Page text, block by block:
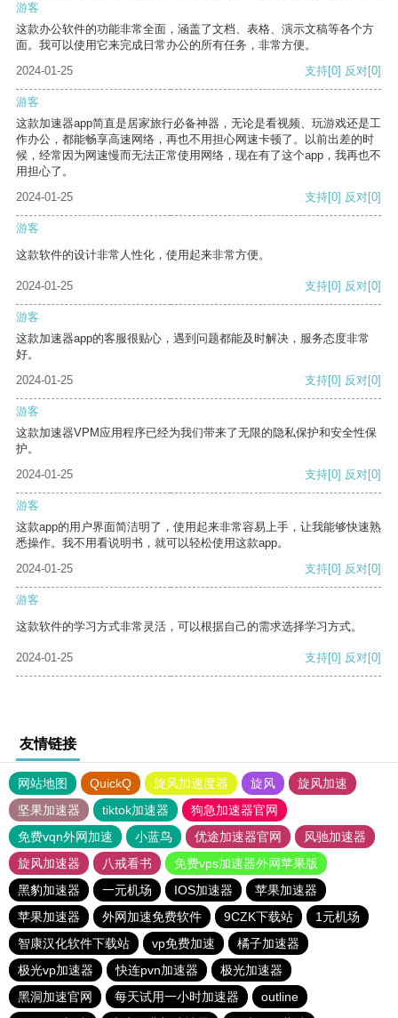
游客
这款办公软件的功能非常全面，涵盖了文档、表格、演示文稿等各个方
面。我可以使用它来完成日常办公的所有任务，非常方便。
2024-01-25
支持[0] 反对[0]
游客
这款加速器app简直是居家旅行必备神器，无论是看视频、玩游戏还是工
作办公，都能畅享高速网络，再也不用担心网速卡顿了。以前出差的时
候，经常因为网速慢而无法正常使用网络，现在有了这个app，我再也不
用担心了。
2024-01-25
支持[0] 反对[0]
游客
这款软件的设计非常人性化，使用起来非常方便。
2024-01-25 支持[0] 反对[0]
游客
这款加速器app的客服很贴心，遇到问题都能及时解决，服务态度非常
好。
2024-01-25
支持[0] 反对[0]
游客
这款加速器VPM应用程序已经为我们带来了无限的隐私保护和安全性保
护。
2024-01-25
支持[0] 反对[0]
游客
这款app的用户界面简洁明了，使用起来非常容易上手，让我能够快速熟
悉操作。我不用看说明书，就可以轻松使用这款app。
2024-01-25
支持[0] 反对[0]
游客
这款软件的学习方式非常灵活，可以根据自己的需求选择学习方式。
2024-01-25 支持[0] 反对[0]
友情链接
网站地图 QuickQ 旋风加速度器 旋风
旋风加速
坚果加速器
tiktok加速器
狗急加速器官网
免费vqn外网加速
小蓝鸟 优途加速器官网
风驰加速器
旋风加速器
八戒看书
免费vps加速器外网苹果版
黑豹加速器
一元机场 IOS加速器
苹果加速器
苹果加速器
外网加速免费软件 9CZK下载站
1元机场
智康汉化软件下载站
vp免费加速
橘子加速器
极光vp加速器
快连pvn加速器
极光加速器
黑洞加速官网
每天试用一小时加速器
outline